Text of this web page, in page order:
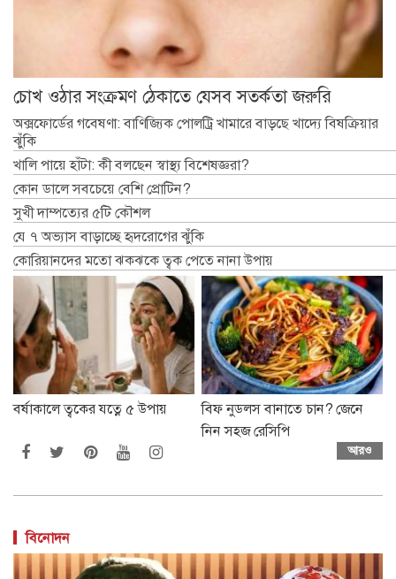
চোখ ওঠার সংক্রমণ ঠেকাতে যেসব সতর্কতা জরুরি
অক্সফোর্ডের গবেষণা: বাণিজ্যিক পোলট্রি খামারে বাড়ছে খাদ্যে বিষক্রিয়ার
ঝুঁকি
খালি পায়ে হাঁটা: কী বলছেন স্বাস্থ্য বিশেষজ্ঞরা?
কোন ডালে সবচেয়ে বেশি প্রোটিন?
সুখী দাম্পত্যের ৫টি কৌশল
যে ৭ অভ্যাস বাড়াচ্ছে হৃদরোগের ঝুঁকি
কোরিয়ানদের মতো ঝকঝকে ত্বক পেতে নানা উপায়
বর্ষাকালে ত্বকের যত্নে ৫ উপায়
বিফ নুডলস বানাতে চান? জেনে
নিন সহজ রেসিপি
আরও
বিনোদন